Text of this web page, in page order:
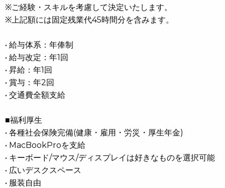
※ご経験・スキルを考慮して決定いたします。
※上記額には固定残業代45時間分を含みます。
• 給与体系：年俸制
• 給与改定：年1回
• 昇給：年1回
• 賞与：年2回
• 交通費全額支給
■福利厚生
• 各種社会保険完備(健康・雇用・労災・厚生年金)
• MacBookProを支給
• キーボード/マウス/ディスプレイは好きなものを選択可能
• 広いデスクスペース
• 服装自由